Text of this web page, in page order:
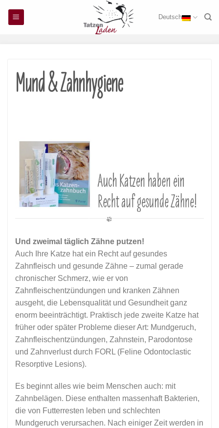
Deutsch
Mund & Zahnhygiene
Und zweimal täglich Zähne putzen!
Auch Ihre Katze hat ein Recht auf gesundes
Zahnfleisch und gesunde Zähne – zumal gerade
chronischer Schmerz, wie er von
Zahnfleischentzündungen und kranken Zähnen
ausgeht, die Lebensqualität und Gesundheit ganz
enorm beeinträchtigt. Praktisch jede zweite Katze hat
früher oder später Probleme dieser Art: Mundgeruch,
Zahnfleischentzündungen, Zahnstein, Parodontose
und Zahnverlust durch FORL (Feline Odontoclastic
Resorptive Lesions).
Es beginnt alles wie beim Menschen auch: mit
Zahnbelägen. Diese enthalten massenhaft Bakterien,
die von Futterresten leben und schlechten
Mundgeruch verursachen. Nach einiger Zeit werden in